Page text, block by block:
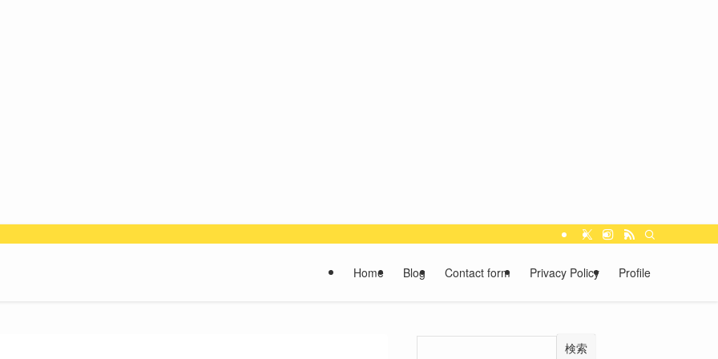
Home Blog Contact form Privacy Policy Profile
検索